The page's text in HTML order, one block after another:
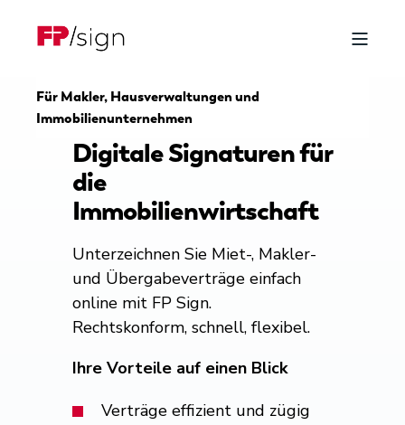
Für Makler, Hausverwaltungen und
Immobilienunternehmen
Digitale Signaturen für
die
Immobilienwirtschaft
Unterzeichnen Sie Miet-, Makler-
und Übergabeverträge einfach
online mit FP Sign.
Rechtskonform, schnell, flexibel.
Ihre Vorteile auf einen Blick
Verträge effizient und zügig